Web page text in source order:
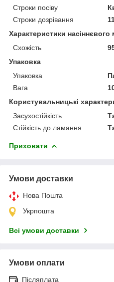
Строки посіву
Строки дозрівання
Характеристики насіннєвого
Схожість
Упаковка
Упаковка
Вага
Користувальницькі
Засухостійкість
Стійкість до ламання
Приховати
Умови доставки
Нова Пошта
Укрпошта
Всі умови доставки
Умови оплати
Післяплата